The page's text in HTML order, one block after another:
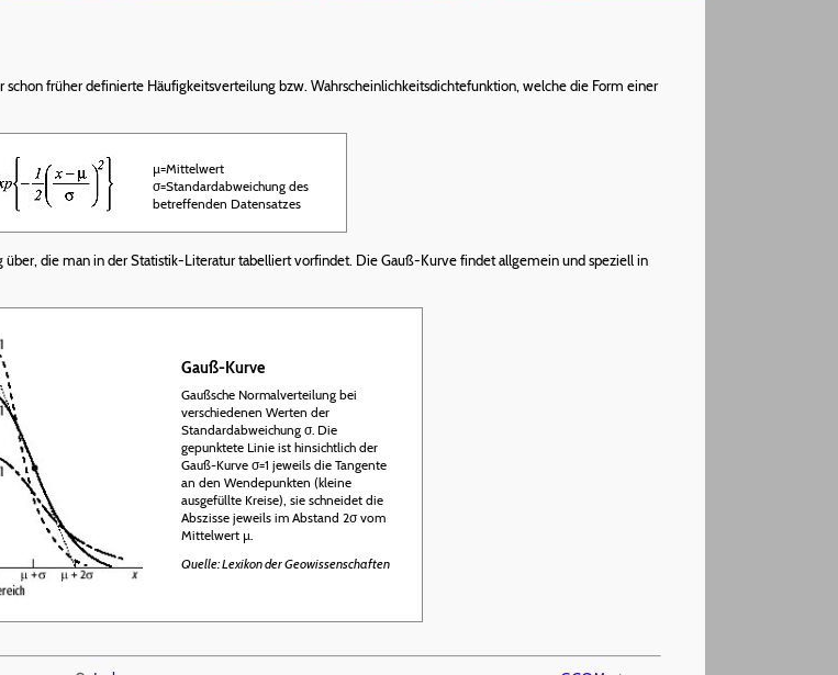
schon früher definierte Häufigkeitsverteilung bzw. Wahrscheinlichkeitsdichtefunktion, welche die Form einer
µ=Mittelwert
σ=Standardabweichung des
betreffenden Datensatzes
die man in der Statistik-Literatur tabelliert vorfindet. Die Gauß-Kurve findet allgemein und speziell in
Gauß-Kurve
Gaußsche Normalverteilung bei
verschiedenen Werten der
Standardabweichung σ. Die
gepunktete Linie ist hinsichtlich der
Gauß-Kurve σ=1 jeweils die Tangente
an den Wendepunkten (kleine
ausgefüllte Kreise), sie schneidet die
Abszisse jeweils im Abstand 2σ vom
Mittelwert µ.
Quelle: Lexikon der Geowissenschaften